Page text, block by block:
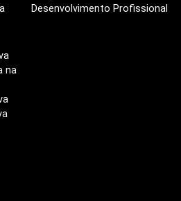
Desenvolvimento Profissional
na